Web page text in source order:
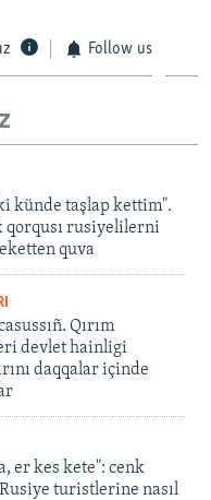
Follow us
künde taşlap kettim".
qorqusı rusiyelilerni
quva
Qırım
devlet hainligi
daqqalar içinde
er kes kete": cenk
turistlerine nasıl